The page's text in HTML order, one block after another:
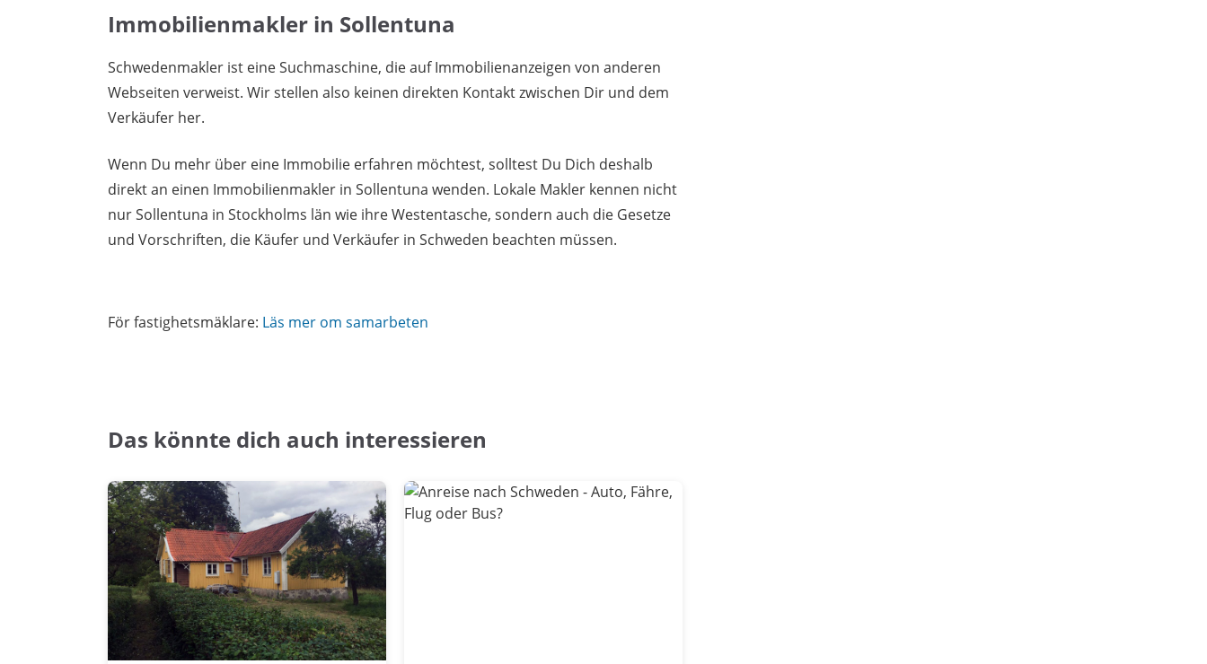
Immobilienmakler in Sollentuna
Schwedenmakler ist eine Suchmaschine, die auf Immobilienanzeigen von anderen
Webseiten verweist. Wir stellen also keinen direkten Kontakt zwischen Dir und dem
Verkäufer her.
Wenn Du mehr über eine Immobilie erfahren möchtest, solltest Du Dich deshalb
direkt an einen Immobilienmakler in Sollentuna wenden. Lokale Makler kennen nicht
nur Sollentuna in Stockholms län wie ihre Westentasche, sondern auch die Gesetze
und Vorschriften, die Käufer und Verkäufer in Schweden beachten müssen.
För fastighetsmäklare: Läs mer om samarbeten
Das könnte dich auch interessieren